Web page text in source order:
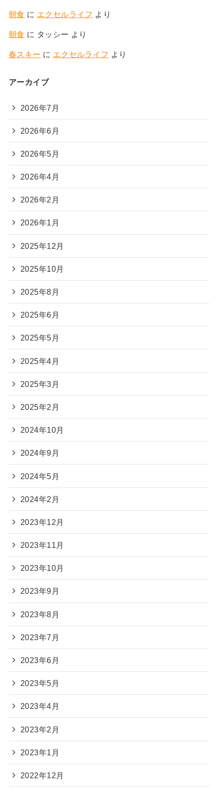
朝食 に エクセルライフ より
朝食 に タッシー より
春スキー に エクセルライフ より
アーカイブ
2026年7月
2026年6月
2026年5月
2026年4月
2026年2月
2026年1月
2025年12月
2025年10月
2025年8月
2025年6月
2025年5月
2025年4月
2025年3月
2025年2月
2024年10月
2024年9月
2024年5月
2024年2月
2023年12月
2023年11月
2023年10月
2023年9月
2023年8月
2023年7月
2023年6月
2023年5月
2023年4月
2023年2月
2023年1月
2022年12月